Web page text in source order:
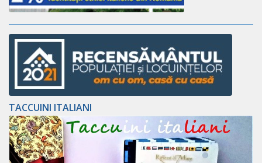
TACCUINI ITALIANI